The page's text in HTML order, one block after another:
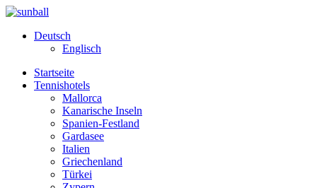
Deutsch
Englisch
Startseite
Tennishotels
Mallorca
Kanarische Inseln
Spanien-Festland
Gardasee
Italien
Griechenland
Türkei